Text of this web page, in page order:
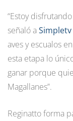
“Estoy
señaló aSimpletv
aves y escualos
esta etapa lo
ganar porque
Magallanes”.
Reginatto forma